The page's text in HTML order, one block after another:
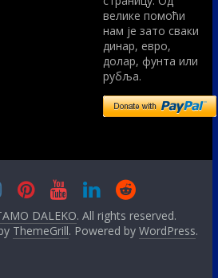
велике помоћи
нам је зато сваки
динар, евро,
долар, фунта или
рубља.
DALEKO. All rights reserved.
ThemeGrill. Powered byWordPress.